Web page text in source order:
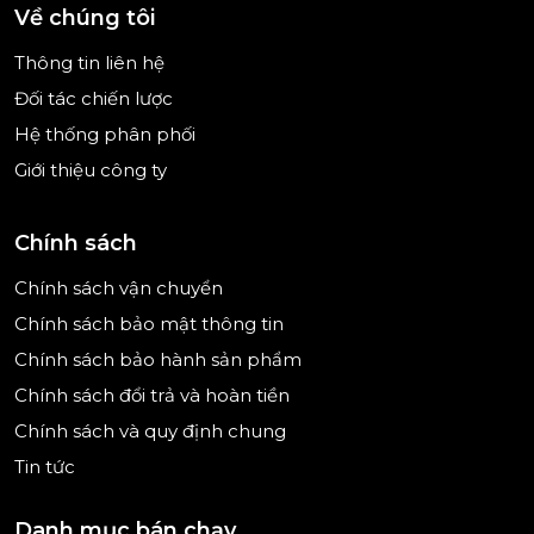
nhanh chóng mà không cần lau lại. Thành phẩm
tiện nghi, sang trọng.
Vì sao nên chọn Nước trợ xả GlanzMeister?
GlanzMeister là thương hiệu đến từ Đức, nổi tiếng
về các sản phẩm tẩy rửa và chăm sóc máy rửa
chén. Mỗi giọt nước trợ xả đều được nghiên cứu kỹ
lưỡng để đáp ứng tiêu chuẩn chất lượng khắt khe,
đảm bảo vừa an toàn vừa hiệu quả.
Không chỉ đơn thuần là một sản phẩm hỗ trợ,
Về chúng tôi
Thông tin liên hệ
Đối tác chiến lược
Hệ thống phân phối
Giới thiệu công ty
Chính sách
Chính sách vận chuyển
Chính sách bảo mật thông tin
Chính sách bảo hành sản phẩm
Chính sách đổi trả và hoàn tiền
Chính sách và quy định chung
Tin tức